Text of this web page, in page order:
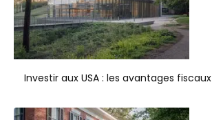
Investir aux USA : les avantages fiscaux